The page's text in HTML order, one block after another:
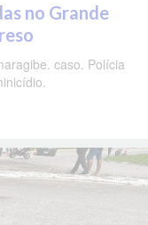
no Grande
caso. Polícia